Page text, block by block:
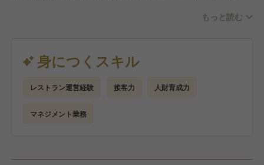
財育成などをお任せいたします。ホテルのレストラン
スタッフとの連携もご経験いただきます。総支配人
他、ホテル内の各セクション長との連携・調整もお任
せいたします。
もっと読む
身につくスキル
レストラン運営経験 接客力 人財育成力
マネジメント業務